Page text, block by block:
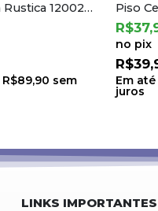
Piso Cerâmico Liverpool Matte 75×75 a Cedasa
R$39,90 sem
R$
no pix
R$
Em até
juros
LINKS IMPORTANTES